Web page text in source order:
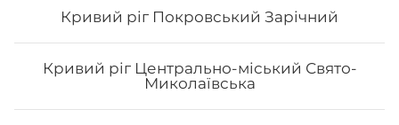
Кривий ріг Покровський Зарічний
Кривий ріг Центрально-міський Свято-
Миколаївська